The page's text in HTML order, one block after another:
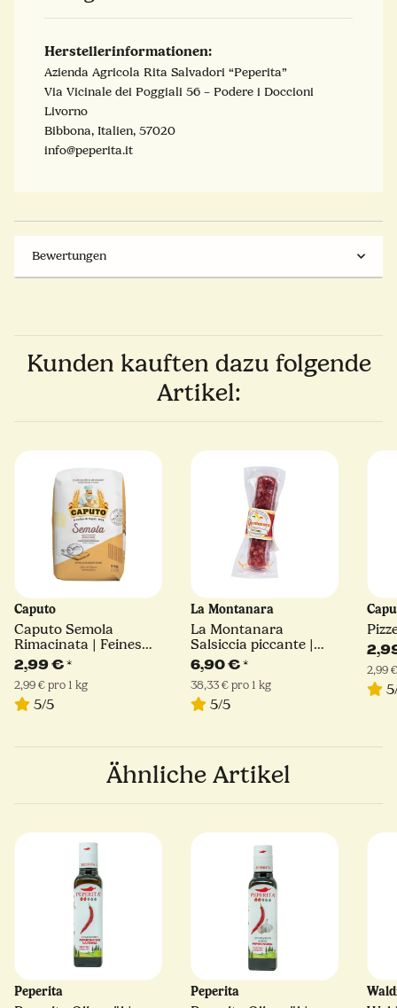
Herstellerinformationen:
Azienda Agricola Rita Salvadori “Peperita”
Via Vicinale dei Poggiali 56 – Podere i Doccioni
Livorno
Bibbona, Italien, 57020
info@peperita.it
Bewertungen
Kunden kauften dazu folgende
Artikel:
Caputo
Caputo Semola
Rimacinata | Feines
Hartweizengrieß | 1kg
2,99 €*
2,99 € pro 1 kg
5/5
La Montanara
La Montanara
Salsiccia piccante |
180 g
6,90 €*
38,33 € pro 1 kg
5/5
2,99
Ähnliche Artikel
Peperita Peperita